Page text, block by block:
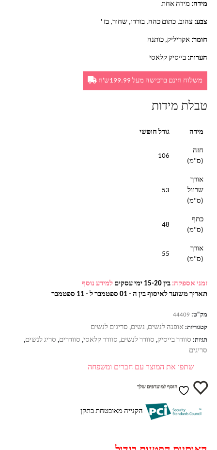
מידה: מידה אחת
צבע: צהוב, כתום כהה, בורדו, שחור, בז '
חומר: אקריליק, כותנה
הערות: בייסיק קלאסי
משלוח חינם ברכישה מעל 199.99ש'ח
טבלת מידות
מידה גודל חופשי
חזה
(ס"מ)
106
אורך
שרוול
(ס"מ)
53
כתף
(ס"מ)
48
אורך
(ס"מ)
55
זמני אספקה: בין 15-20 ימי עסקים
למידע נוסף
תאריך משוער לאיסוף בין ה - 01 ספטמבר ל - 11 ספטמבר
מק"ט: 44409
קטגוריות: אופנה לנשים, נשים, סריגים לנשים
תגיות: סוודר בייסיק, סוודר לנשים, סוודר קלאסי, סוודרים, סריג לנשים,
סריגים
שתפו את המוצר עם חברים ומשפחה
הוסף למועדפים שלך
הקנייה מאובטחת בתקן